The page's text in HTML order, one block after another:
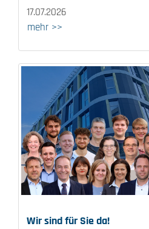
17.07.2026
mehr >>
Wir sind für Sie da!